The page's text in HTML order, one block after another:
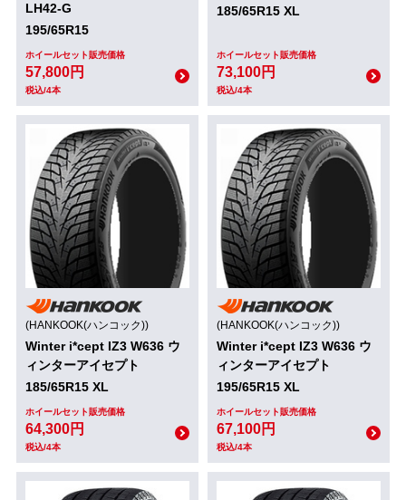
LH42-G
195/65R15
ホイールセット販売価格
57,800円
税込/4本
185/65R15 XL
ホイールセット販売価格
73,100円
税込/4本
(HANKOOK(ハンコック))
Winter i*cept IZ3 W636 ウ
ィンターアイセプト
185/65R15 XL
ホイールセット販売価格
64,300円
税込/4本
(HANKOOK(ハンコック))
Winter i*cept IZ3 W636 ウ
ィンターアイセプト
195/65R15 XL
ホイールセット販売価格
67,100円
税込/4本